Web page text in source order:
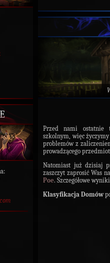
Przed nami ostatnie
szkolnym, więc
problemów z
prowadzącego
Natomiast już dzisiaj
zaszczyt zaprosić Was
Poe. Szczegółowe
Klasyfikacja Domów